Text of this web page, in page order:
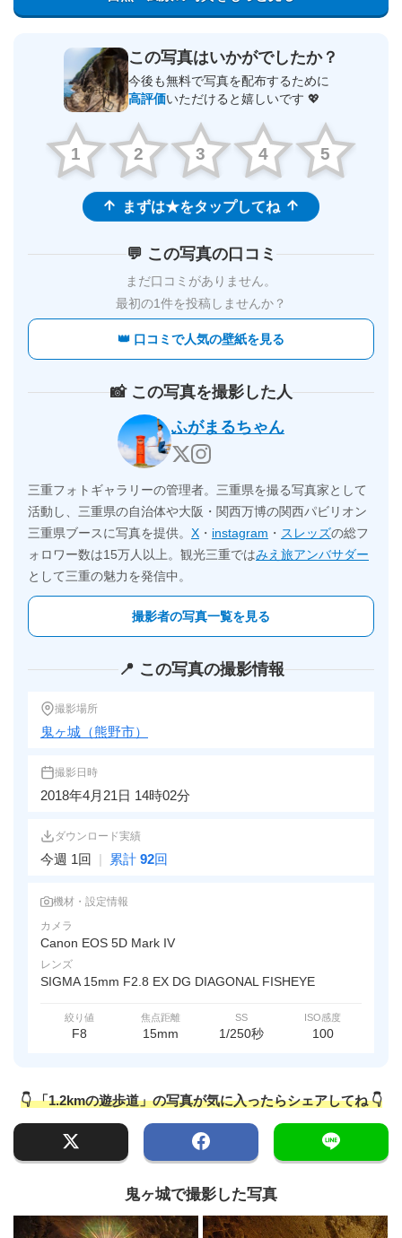
この写真はいかがでしたか？
今後も無料で写真を配布するために
高評価いただけると嬉しいです 💖
1 2 3 4 5
まずは★をタップしてね
💬 この写真の口コミ
まだ口コミがありません。
最初の1件を投稿しませんか？
👑 口コミで人気の壁紙を見る
📸 この写真を撮影した人
ふがまるちゃん
三重フォトギャラリーの管理者。三重県を撮る写真家として
活動し、三重県の自治体や大阪・関西万博の関西パビリオン
三重県ブースに写真を提供。 X ・ instagram ・ スレッズの総フ
ォロワー数は15万人以上。観光三重ではみえ旅アンバサダー
として三重の魅力を発信中。
撮影者の写真一覧を見る
📍 この写真の撮影情報
撮影場所
鬼ヶ城（熊野市）
撮影日時
2018年4月21日 14時02分
ダウンロード実績
今週 1回 | 累計 92回
機材・設定情報
カメラ
Canon EOS 5D Mark IV
レンズ
SIGMA 15mm F2.8 EX DG DIAGONAL FISHEYE
絞り値
F8
焦点距離
15mm
SS
1/250秒
ISO感度
100
👇 「1.2kmの遊歩道」の写真が気に入ったらシェアしてね 👇
鬼ヶ城で撮影した写真